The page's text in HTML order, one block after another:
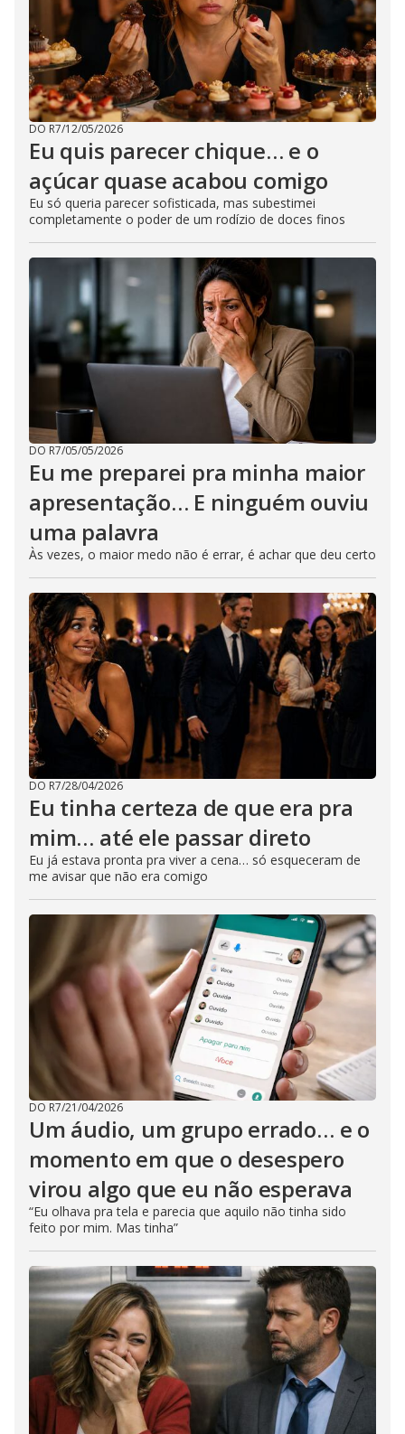
DO R7/12/05/2026
Eu quis parecer chique… e o
açúcar quase acabou comigo
Eu só queria parecer sofisticada, mas subestimei
completamente o poder de um rodízio de doces finos
DO R7/05/05/2026
Eu me preparei pra minha maior
apresentação… E ninguém ouviu
uma palavra
Às vezes, o maior medo não é errar, é achar que deu certo
DO R7/28/04/2026
Eu tinha certeza de que era pra
mim… até ele passar direto
Eu já estava pronta pra viver a cena… só esqueceram de
me avisar que não era comigo
DO R7/21/04/2026
Um áudio, um grupo errado… e o
momento em que o desespero
virou algo que eu não esperava
“Eu olhava pra tela e parecia que aquilo não tinha sido
feito por mim. Mas tinha”